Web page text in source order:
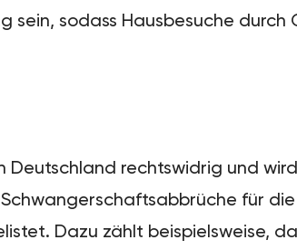
sein, sodass Hausbesuche
rechtswidrig und
für
Dazu zählt beispielsweise,